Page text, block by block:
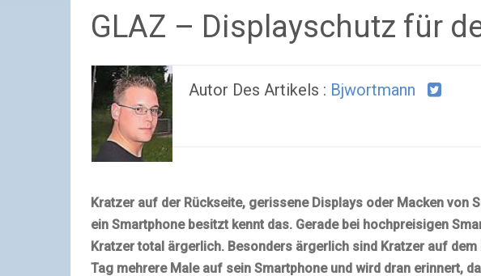
GLAZ – Displayschutz für
Autor Des Artikels : Bjwortmann
Kratzer auf der Rückseite, gerissene Displays oder Macken von
ein Smartphone besitzt kennt das. Gerade bei hochpreisigen
Kratzer total ärgerlich. Besonders ärgerlich sind Kratzer auf
Tag mehrere Male auf sein Smartphone und wird dran erinnert,